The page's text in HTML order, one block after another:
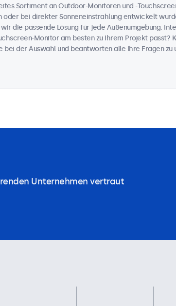
Sortiment an Outdoor-Monitoren und -
oder bei direkter Sonneneinstrahlung entwickelt
die passende Lösung für jede Außenumgebung.
Monitor am besten zu Ihrem Projekt passt?
bei der Auswahl und beantworten alle Ihre Fragen zu
Unternehmen vertraut